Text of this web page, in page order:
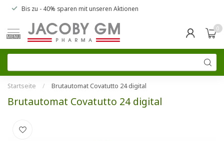
Bis zu - 40% sparen mit unseren Aktionen
MENU
0
Startseite / Brutautomat Covatutto 24 digital
Brutautomat Covatutto 24 digital